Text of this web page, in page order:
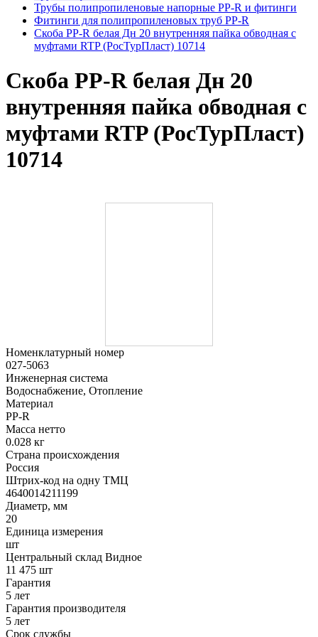
Трубы полипропиленовые напорные PP-R и фитинги
Фитинги для полипропиленовых труб PP-R
Скоба PP-R белая Дн 20 внутренняя пайка обводная с
муфтами RTP (РосТурПласт) 10714
Скоба PP-R белая Дн 20
внутренняя пайка обводная с
муфтами RTP (РосТурПласт)
10714
Номенклатурный номер
027-5063
Инженерная система
Водоснабжение, Отопление
Материал
PP-R
Масса нетто
0.028 кг
Страна происхождения
Россия
Штрих-код на одну ТМЦ
4640014211199
Диаметр, мм
20
Единица измерения
шт
Центральный склад Видное
11 475 шт
Гарантия
5 лет
Гарантия производителя
5 лет
Срок службы